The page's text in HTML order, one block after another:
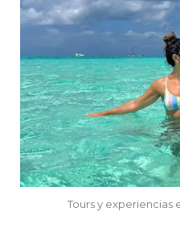
Tours y experiencias